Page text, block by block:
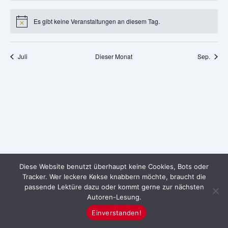
HinweisEs gibt keine Veranstaltungen an diesem Tag.
Juli Dieser Monat Sep.
Diese Website benutzt überhaupt keine Cookies, Bots oder
Tracker. Wer leckere Kekse knabbern möchte, braucht die
passende Lektüre dazu oder kommt gerne zur nächsten
Autoren-Lesung.
Einverstanden!